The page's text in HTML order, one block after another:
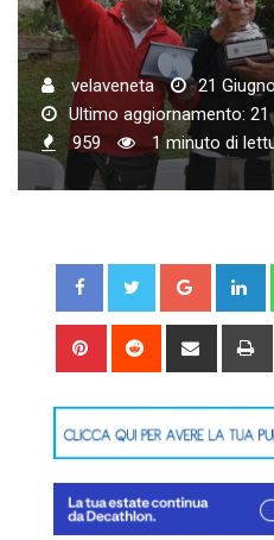
velaveneta
21
Ultimo aggiornamento: 21
959
1 minuto di
Google+
Pinterest Reddit
Share